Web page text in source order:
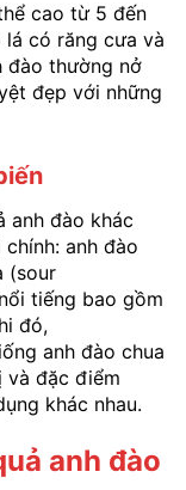
cao từ 5 đến
lá có răng cưa và
đào thường nở
đẹp với những
anh đào khác
anh đào
(sour
tiếng bao gồm
đó,
anh đào chua
và đặc điểm
khác nhau.
anh đào